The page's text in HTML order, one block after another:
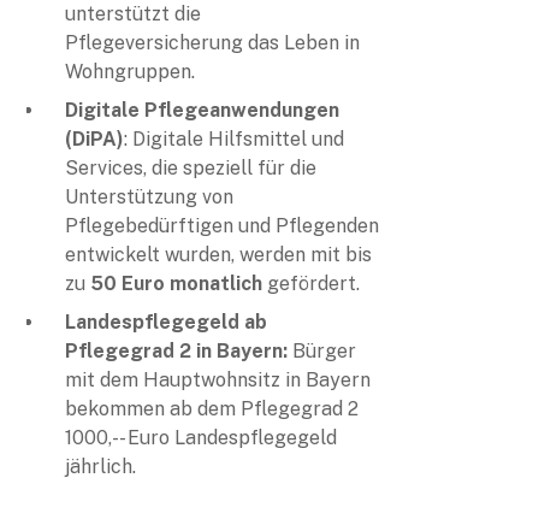
unterstützt die
Pflegeversicherung das Leben in
Wohngruppen.
Digitale Pflegeanwendungen
(DiPA): Digitale Hilfsmittel und
Services, die speziell für die
Unterstützung von
Pflegebedürftigen und Pflegenden
entwickelt wurden, werden mit bis
zu 50 Euro monatlich gefördert.
Landespflegegeld ab
Pflegegrad 2 in Bayern: Bürger
mit dem Hauptwohnsitz in Bayern
bekommen ab dem Pflegegrad 2
1000,-- Euro Landespflegegeld
jährlich.